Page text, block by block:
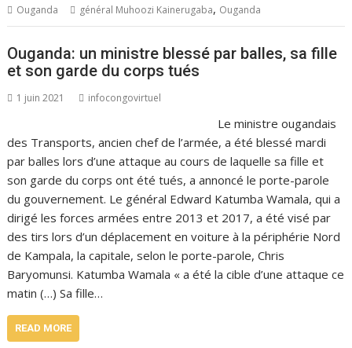
Ouganda général Muhoozi Kainerugaba, Ouganda
Ouganda: un ministre blessé par balles, sa fille
et son garde du corps tués
1 juin 2021 infocongovirtuel
Le ministre ougandais
des Transports, ancien chef de l’armée, a été blessé mardi
par balles lors d’une attaque au cours de laquelle sa fille et
son garde du corps ont été tués, a annoncé le porte-parole
du gouvernement. Le général Edward Katumba Wamala, qui a
dirigé les forces armées entre 2013 et 2017, a été visé par
des tirs lors d’un déplacement en voiture à la périphérie Nord
de Kampala, la capitale, selon le porte-parole, Chris
Baryomunsi. Katumba Wamala « a été la cible d’une attaque ce
matin (…) Sa fille…
READ MORE